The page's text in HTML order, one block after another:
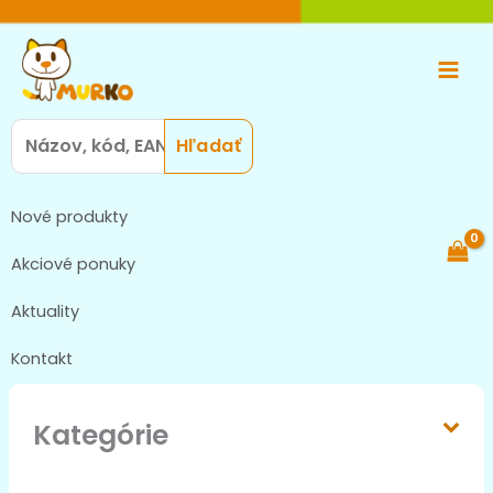
obsah
Main
Search
for:
Nové produkty
Akciové ponuky
Aktuality
Kontakt
Kategórie